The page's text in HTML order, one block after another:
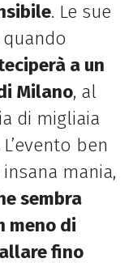
. Le sue
a un
Milano, al
di migliaia
ben
mania,
sembra
meno di
fino